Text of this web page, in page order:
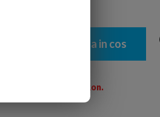
Adauga in cos
comenzi peste 600 Ron.